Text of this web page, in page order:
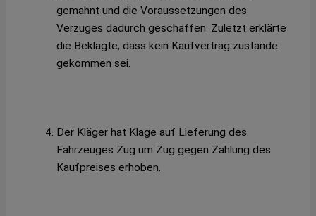
gemahnt und die Voraussetzungen des
Verzuges dadurch geschaffen. Zuletzt erklärte
die Beklagte, dass kein Kaufvertrag zustande
gekommen sei.
Der Kläger hat Klage auf Lieferung des
Fahrzeuges Zug um Zug gegen Zahlung des
Kaufpreises erhoben.